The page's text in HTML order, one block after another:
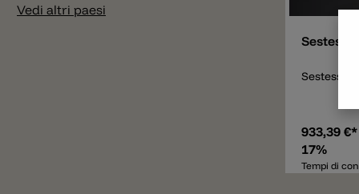
Vedi altri paesi
ideale per
Sestessa
933,39 €*
17%
Tempi di